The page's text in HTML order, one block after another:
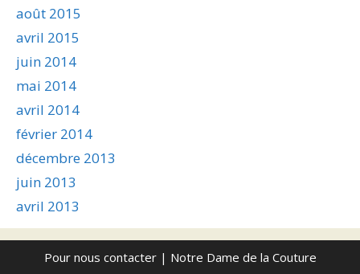
août 2015
avril 2015
juin 2014
mai 2014
avril 2014
février 2014
décembre 2013
juin 2013
avril 2013
Pour nous contacter| Notre Dame de la Couture